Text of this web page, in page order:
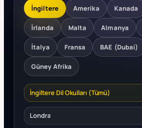
İngiltere Amerika Kanada
İrlanda Malta Almanya
İtalya Fransa BAE (Dubai)
Güney Afrika
İngiltere Dil Okulları (Tümü)
Londra